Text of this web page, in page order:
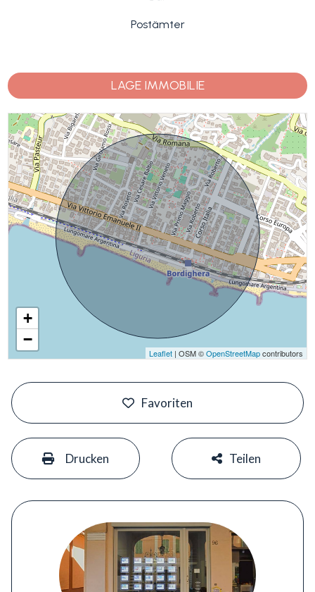
Postämter
LAGE IMMOBILIE
+
−
Leaflet| OSM ©OpenStreetMapcontributors
Favoriten
Drucken Teilen